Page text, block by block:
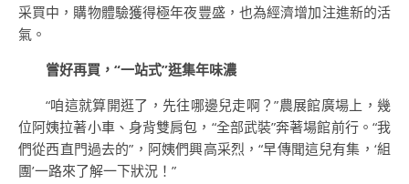
采買中，購物體驗獲得極年夜豐盛，也為經濟增加注進新的活
氣。
嘗好再買，“一站式”逛集年味濃
“咱這就算開逛了，先往哪邊兒走啊？”農展館廣場上，幾
位阿姨拉著小車、身背雙肩包，“全部武裝”奔著場館前行。“我
們從西直門過去的”，阿姨們興高采烈，“早傳聞這兒有集，‘組
團’一路來了解一下狀況！”